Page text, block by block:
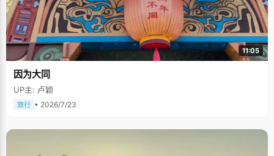
11:05
因为大同
UP主: 卢颖
旅行 • 2026/7/23